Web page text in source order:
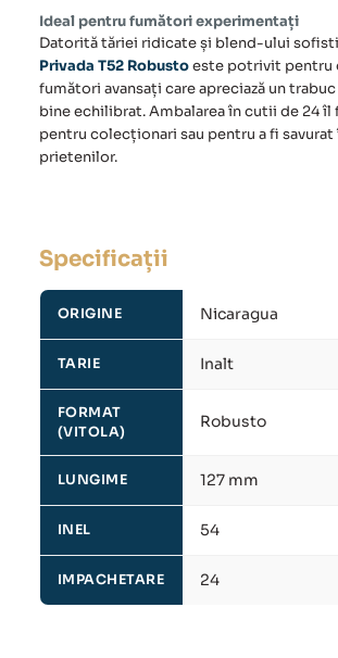
Ideal pentru fumători experimentați
Datorită tăriei ridicate și blend-ului
Privada T52 Robustoeste potrivit pentru
fumători avansați care apreciază un
bine echilibrat. Ambalarea în cutii de 24 îl
pentru colecționari sau pentru a fi
prietenilor.
Specificații
ORIGINE Nicaragua
TARIE Inalt
FORMAT
(VITOLA)
Robusto
LUNGIME 127 mm
INEL 54
IMPACHETARE 24